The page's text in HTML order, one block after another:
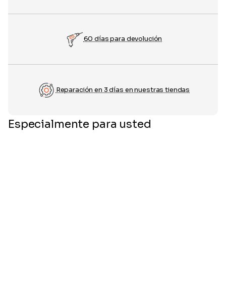
60 días para devolución
Reparación en 3 días en nuestras tiendas
Especialmente para usted